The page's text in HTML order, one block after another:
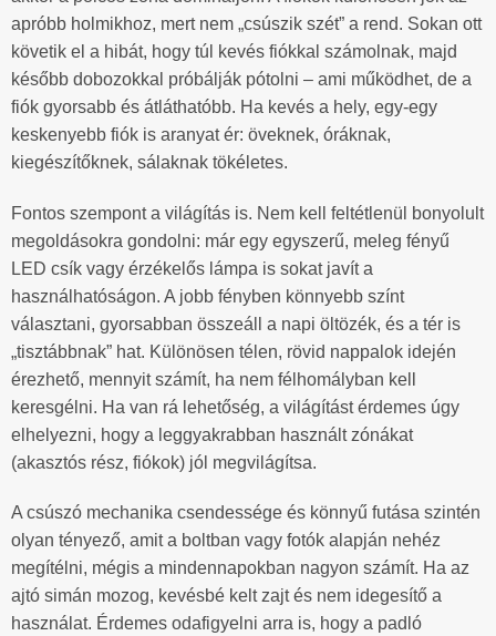
apróbb holmikhoz, mert nem „csúszik szét” a rend. Sokan ott
követik el a hibát, hogy túl kevés fiókkal számolnak, majd
később dobozokkal próbálják pótolni – ami működhet, de a
fiók gyorsabb és átláthatóbb. Ha kevés a hely, egy-egy
keskenyebb fiók is aranyat ér: öveknek, óráknak,
kiegészítőknek, sálaknak tökéletes.
Fontos szempont a világítás is. Nem kell feltétlenül bonyolult
megoldásokra gondolni: már egy egyszerű, meleg fényű
LED csík vagy érzékelős lámpa is sokat javít a
használhatóságon. A jobb fényben könnyebb színt
választani, gyorsabban összeáll a napi öltözék, és a tér is
„tisztábbnak” hat. Különösen télen, rövid nappalok idején
érezhető, mennyit számít, ha nem félhomályban kell
keresgélni. Ha van rá lehetőség, a világítást érdemes úgy
elhelyezni, hogy a leggyakrabban használt zónákat
(akasztós rész, fiókok) jól megvilágítsa.
A csúszó mechanika csendessége és könnyű futása szintén
olyan tényező, amit a boltban vagy fotók alapján nehéz
megítélni, mégis a mindennapokban nagyon számít. Ha az
ajtó simán mozog, kevésbé kelt zajt és nem idegesítő a
használat. Érdemes odafigyelni arra is, hogy a padló